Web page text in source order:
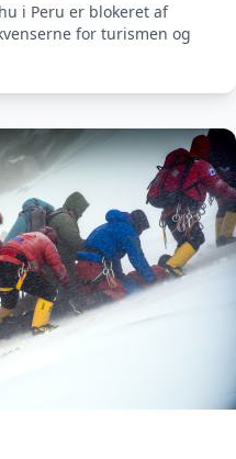
i Peru er blokeret af
for turismen og